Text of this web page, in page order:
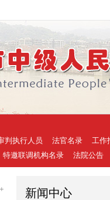
判执行人员 法官名录
工作
特邀联调机构名录 法院公告
新闻中心